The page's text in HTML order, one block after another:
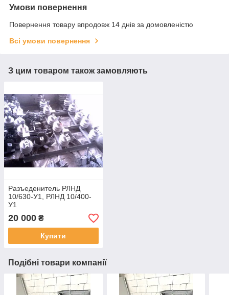
Умови повернення
Повернення товару впродовж 14 днів за домовленістю
Всі умови повернення
З цим товаром також замовляють
Разъеденитель РЛНД
10/630-У1, РЛНД 10/400-
У1
20 000 ₴
Купити
Подібні товари компанії